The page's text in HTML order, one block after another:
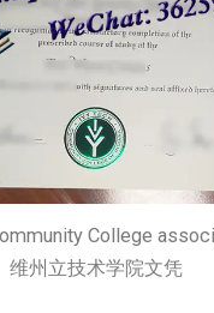
College
维州立技术学院文凭